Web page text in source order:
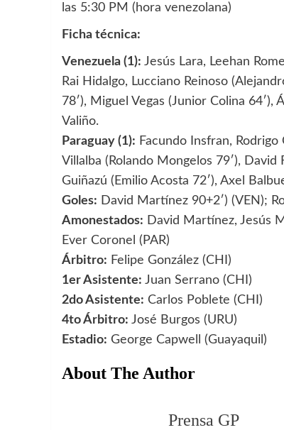
las 5:30 PM (hora venezolana)
Ficha técnica:
Venezuela (1): Jesús Lara, Leehan
Rai Hidalgo, Lucciano Reinoso
78′), Miguel Vegas (Junior Colina 64′),
Valiño.
Paraguay (1): Facundo Insfran, Rodrigo
Villalba (Rolando Mongelos 79′),
Guiñazú (Emilio Acosta 72′), Axel
Goles: David Martínez 90+2′) (VEN);
Amonestados: David Martínez, Jesús
Ever Coronel (PAR)
Árbitro: Felipe González (CHI)
1er Asistente: Juan Serrano (CHI)
2do Asistente: Carlos Poblete (CHI)
4to Árbitro: José Burgos (URU)
Estadio: George Capwell (Guayaquil)
About The Author
Prensa GP